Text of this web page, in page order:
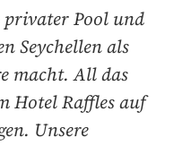
privater Pool und
Seychellen als
macht. All das
Hotel Raffles auf
Unsere